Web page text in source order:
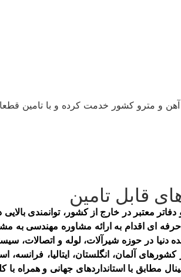
و مترو کشور خدمت کرده و با تامین
قابل تامین
اقدام به ارائه مشاوره مهندسی به
دنیا در حوزه شیرآلات، لوله و اتصالات،
آلمان، انگلستان، ایتالیا، فرانسه،
مطابق با استانداردهای جهانی و همراه با